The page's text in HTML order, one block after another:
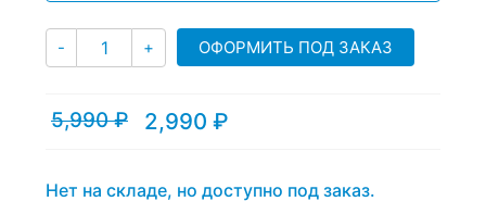
- Количество
+ ОФОРМИТЬ ПОД ЗАКАЗ
5,990₽
Первоначальная
5,990 ₽.
2,990 ₽
Текущая
Нет на складе, но доступно под заказ.